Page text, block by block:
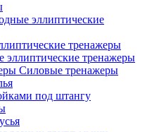
эллиптические
тренажеры
эллиптические тренажеры
Силовые тренажеры
под штангу